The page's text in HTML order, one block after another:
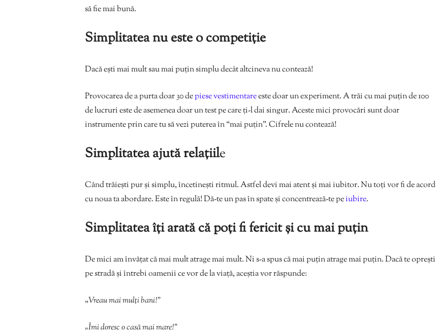
să fie mai bună.
Simplitatea nu este o competiție
Dacă ești mai mult sau mai puțin simplu decât altcineva nu contează!
Provocarea de a purta doar 30 depiese vestimentareeste doar un experiment. A trăi cu mai puțin de 100
de lucruri este de asemenea doar un test pe care ți-l dai singur. Aceste mici provocări sunt doar
instrumente prin care tu să vezi puterea în “mai puțin”. Cifrele nu contează!
Simplitatea ajută relațiile
Când trăiești pur și simplu, încetinești ritmul. Astfel devi mai atent și mai iubitor. Nu toți vor fi de acord
cu noua ta abordare. Este în regulă! Dă-te un pas în spate și concentrează-te peiubire.
Simplitatea îți arată că poți fi fericit și cu mai puțin
De mici am învățat că mai mult atrage mai mult. Ni s-a spus că mai puțin atrage mai puțin. Dacă te oprești
pe stradă și întrebi oamenii ce vor de la viață, aceștia vor răspunde:
„Vreau mai mulți bani!”
„Îmi doresc o casă mai mare!”